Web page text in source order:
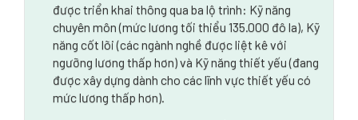
được triển khai thông qua ba lộ trình: Kỹ năng
chuyên môn (mức lương tối thiểu 135.000 đô la), Kỹ
năng cốt lõi (các ngành nghề được liệt kê với
ngưỡng lương thấp hơn) và Kỹ năng thiết yếu (đang
được xây dựng dành cho các lĩnh vực thiết yếu có
mức lương thấp hơn).